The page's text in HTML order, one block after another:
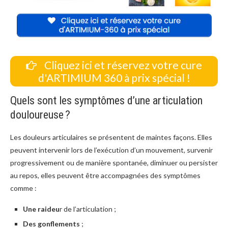
Cliquez ici et réservez votre cure
d'ARTIMIUM 360 à prix spécial !
Quels sont les symptômes d’une articulation
douloureuse ?
Les douleurs articulaires se présentent de maintes façons. Elles
peuvent intervenir lors de l’exécution d’un mouvement, survenir
progressivement ou de manière spontanée, diminuer ou persister
au repos, elles peuvent être accompagnées des symptômes
comme :
Une raideur de l’articulation ;
Des gonflements ;